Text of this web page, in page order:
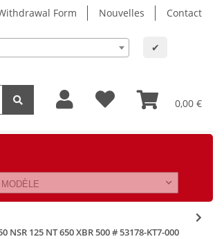
Form Nouvelles Contact
✔
0,00 €
125 NT 650 XBR 500 # 53178-KT7-000